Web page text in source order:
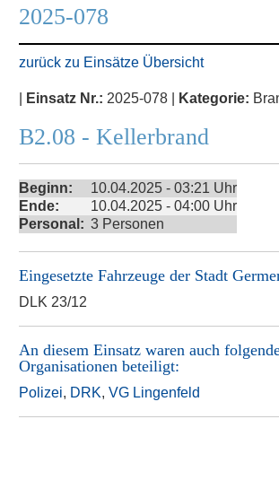
2025-078
zurück zu Einsätze Übersicht
Einsatz Nr.: 2025-078 | Kategorie:
B2.08 - Kellerbrand
Beginn:
10.04.2025 - 03:21 Uhr
Ende:
10.04.2025 - 04:00 Uhr
Personal: 3 Personen
Eingesetzte Fahrzeuge der Stadt
DLK 23/12
An diesem Einsatz waren auch
Organisationen beteiligt:
Polizei, DRK,VG Lingenfeld